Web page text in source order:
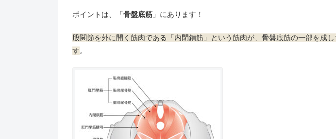
ポイントは、「骨盤底筋 」にあります！
股関節を外に開く筋肉である「内閉鎖筋」という筋肉が、骨盤底筋の一部を成
す。